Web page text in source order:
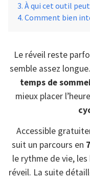
À qui cet outil
Comment bien
Le réveil reste
semble assez
temps de
mieux placer
Accessible
suit un parcours en
le rythme de vie,
réveil. La suite